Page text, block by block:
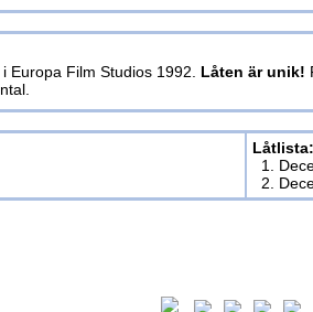
Europa Film Studios 1992. Låten är unik!
Låtlista:
1.
2.